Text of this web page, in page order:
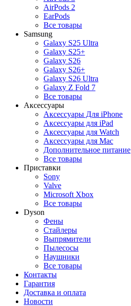
AirPods 2
EarPods
Все товары
Samsung
Galaxy S25 Ultra
Galaxy S25+
Galaxy S26
Galaxy S26+
Galaxy S26 Ultra
Galaxy Z Fold 7
Все товары
Аксессуары
Аксессуары Для iPhone
Аксессуары для iPad
Аксессуары для Watch
Аксессуары для Mac
Дополнительное питание
Все товары
Приставки
Sony
Valve
Microsoft Xbox
Все товары
Dyson
Фены
Стайлеры
Выпрямители
Пылесосы
Наушники
Все товары
Контакты
Гарантия
Доставка и оплата
Новости